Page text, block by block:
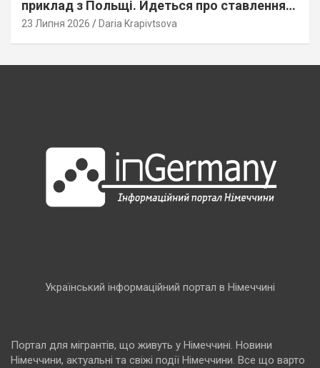
приклад з Польщі. Йдеться про ставлення
до українців
23 Липня 2026 Daria Krapivtsova
Український інформаційний портал в Німеччині
Портал для мігрантів, що живуть у Німеччині. Новини
Німеччини, актуальні та свіжі події Німеччини. Все що варто